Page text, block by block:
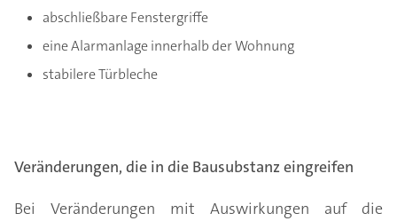
abschließbare Fenstergriffe
eine Alarmanlage innerhalb der Wohnung
stabilere Türbleche
Veränderungen, die in die Bausubstanz eingreifen
Bei Veränderungen mit Auswirkungen auf die